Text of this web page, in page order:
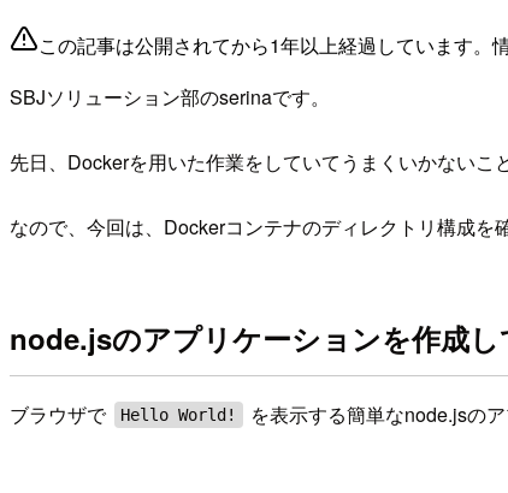
この記事は公開されてから1年以上経過しています。
SBJソリューション部のserinaです。
先日、Dockerを用いた作業をしていてうまくいかないこ
なので、今回は、Dockerコンテナのディレクトリ構成を
node.jsのアプリケーションを作成し
ブラウザで Hello World! を表示する簡単なnode.jsの